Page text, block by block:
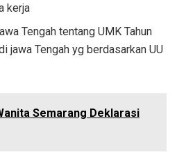
kerja
Tengah tentang UMK Tahun
jawa Tengah yg berdasarkan UU
Semarang Deklarasi